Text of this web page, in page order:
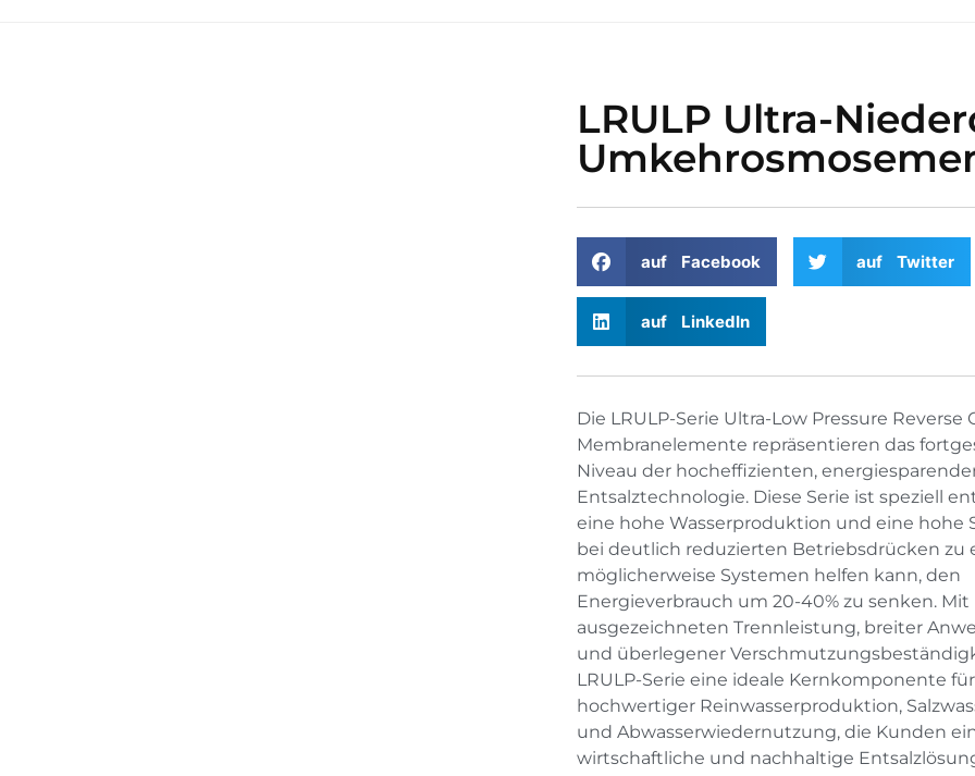
LRULP Ultra-
auf Facebook auf Twitter
auf LinkedIn
Die LRULP-Serie Ultra-Low Pressure Reverse
Membranelemente repräsentieren das
Niveau der hocheffizienten,
Entsalztechnologie. Diese Serie ist speziell
eine hohe Wasserproduktion und eine hohe
bei deutlich reduzierten Betriebsdrücken zu
möglicherweise Systemen helfen kann, den
Energieverbrauch um 20-40% zu senken. Mit
ausgezeichneten Trennleistung, breiter
und überlegener
LRULP-Serie eine ideale Kernkomponente
hochwertiger Reinwasserproduktion,
und Abwasserwiedernutzung, die Kunden
wirtschaftliche und nachhaltige